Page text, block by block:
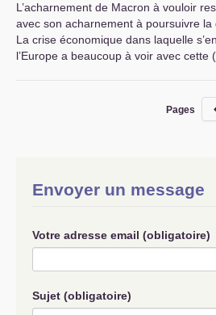
L’acharnement de Macron à vouloir
avec son acharnement à poursuivre la
La crise économique dans laquelle
l’Europe a beaucoup à voir avec cette
Pages
Envoyer un message
Votre adresse email (obligatoire)
Sujet (obligatoire)